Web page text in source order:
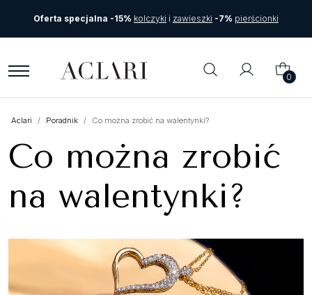
Oferta specjalna -15% kolczyki i zawieszki -7% pierścionki
0
Aclari Poradnik Co można zrobić na walentynki?
Co można zrobić
na walentynki?